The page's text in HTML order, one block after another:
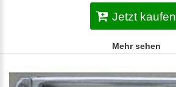
Jetzt kaufen
Mehr sehen